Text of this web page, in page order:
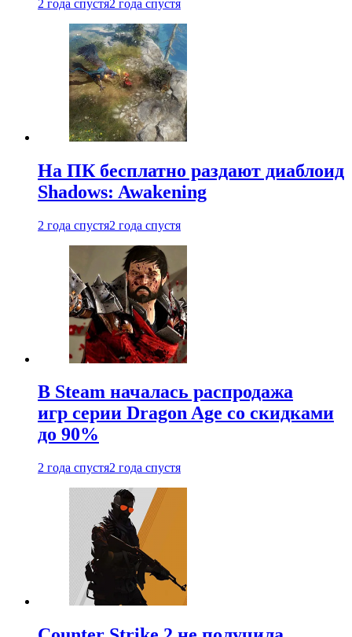
2 года спустя2 года спустя
На ПК бесплатно раздают диаблоид
Shadows: Awakening
2 года спустя2 года спустя
В Steam началась распродажа
игр серии Dragon Age со скидками
до 90%
2 года спустя2 года спустя